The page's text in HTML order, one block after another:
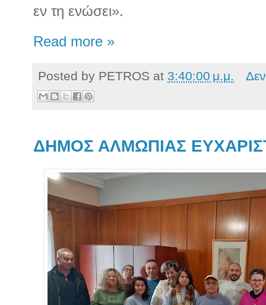
εν τη ενώσει».
Read more »
Posted by PETROS at 3:40:00 μ.μ.
ΔΗΜΟΣ ΑΛΜΩΠΙΑΣ